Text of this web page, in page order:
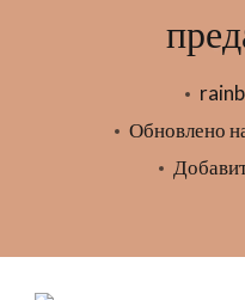
Обновлено